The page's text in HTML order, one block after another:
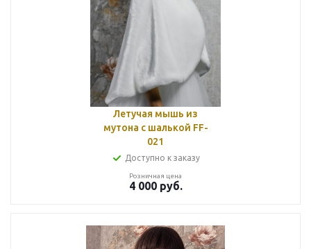
Летучая мышь из
мутона с шалькой FF-
021
Доступно к заказу
Розничная цена
4 000руб.